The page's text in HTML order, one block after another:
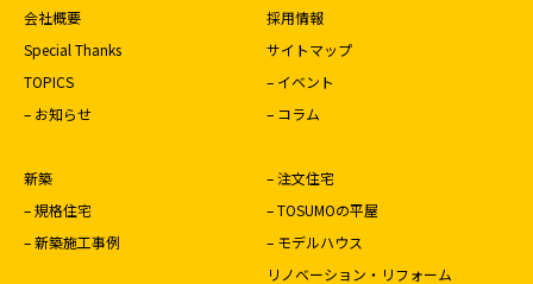
会社概要
採用情報
Special Thanks
サイトマップ
TOPICS
– イベント
– お知らせ
– コラム
新築
– 注文住宅
– 規格住宅
– TOSUMOの平屋
– 新築施工事例
– モデルハウス
リノベーション・リフォーム